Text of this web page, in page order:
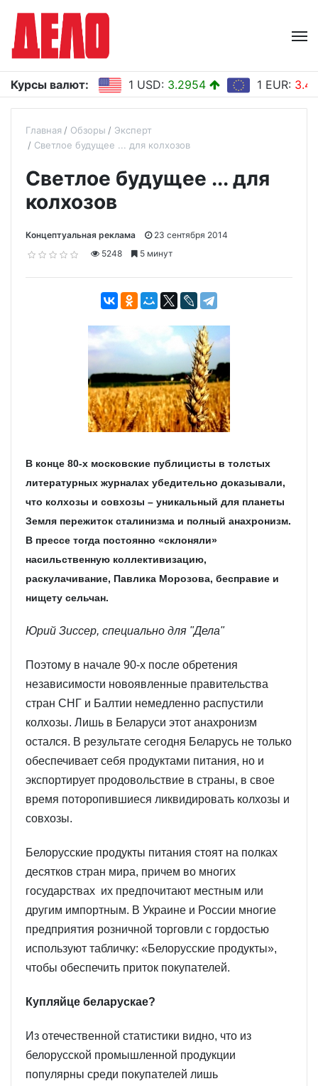
Курсы валют: 1 USD: 3.2954 1 EUR:
Главная Обзоры
Эксперт
Светлое будущее ... для колхозов
Светлое будущее ... для
колхозов
Концептуальная реклама
23 сентября 2014
5248
5 минут
В конце 80-х московские публицисты в толстых
литературных журналах убедительно доказывали,
что колхозы и совхозы – уникальный для планеты
Земля пережиток сталинизма и полный анахронизм.
В прессе тогда постоянно «склоняли»
насильственную коллективизацию,
раскулачивание, Павлика Морозова, бесправие и
нищету сельчан.
Юрий Зиссер, специально для "Дела"
Поэтому в начале 90-х после обретения
независимости новоявленные правительства
стран СНГ и Балтии немедленно распустили
колхозы. Лишь в Беларуси этот анахронизм
остался. В результате сегодня Беларусь не только
обеспечивает себя продуктами питания, но и
экспортирует продовольствие в страны, в свое
время поторопившиеся ликвидировать колхозы и
совхозы.
Белорусские продукты питания стоят на полках
десятков стран мира, причем во многих
государствах их предпочитают местным или
другим импортным. В Украине и России многие
предприятия розничной торговли с гордостью
используют табличку: «Белорусские продукты»,
чтобы обеспечить приток покупателей.
Купляйце беларускае?
Из отечественной статистики видно, что из
белорусской промышленной продукции
популярны среди покупателей лишь